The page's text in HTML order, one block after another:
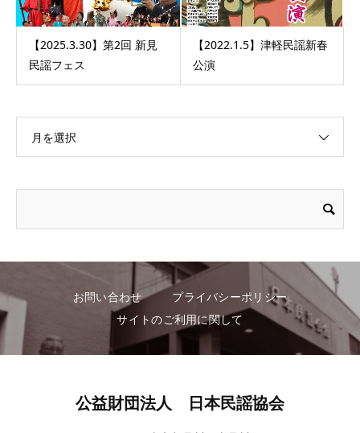
【2025.3.30】第2回 新見
民謡フェス
【2022.1.5】津軽民謡新春
公演
月を選択
お問い合わせ
プライバシーポリシー
サイトのご利用に関して
公益財団法人 日本民謡協会